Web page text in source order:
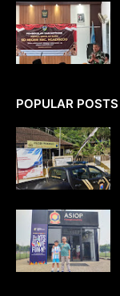
POPULAR POSTS